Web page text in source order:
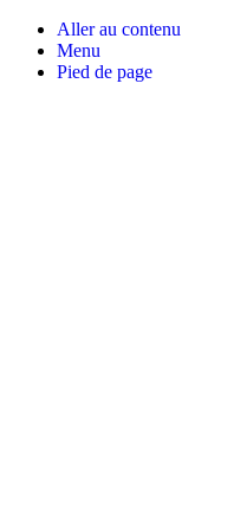
Aller au contenu
Menu
Pied de page